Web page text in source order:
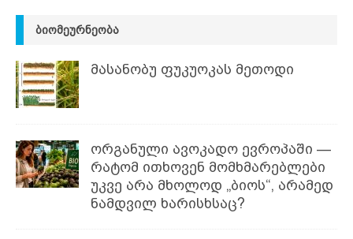
ᲑᲘᲝᲛᲔᲣᲠᲜᲔᲝᲑᲐ
მასანობუ ფუკუოკას მეთოდი
ორგანული ავოკადო ევროპაში —
რატომ ითხოვენ მომხმარებლები
უკვე არა მხოლოდ „ბიოს“, არამედ
ნამდვილ ხარისხსაც?